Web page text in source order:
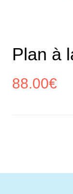
Plan à
88.00€